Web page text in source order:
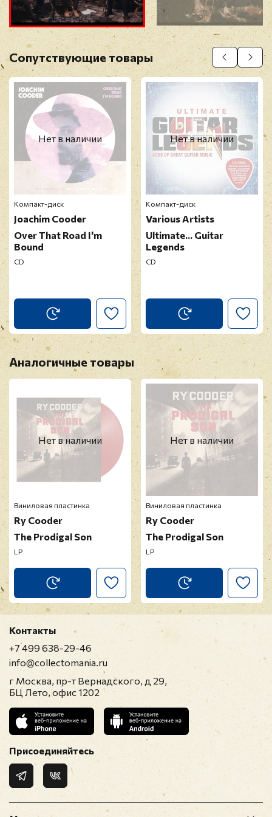
Прикрепить фото
Оставить отзыв
Перед публикацией отзывы проходят
модерацию
Сопутствующие товары
Нет в наличии
Компакт-диск
Joachim Cooder
Over That Road I'm
Bound
CD
Нет в наличии
Компакт-диск
Various Artists
Ultimate... Guitar
Legends
CD
Аналогичные товары
Нет в наличии
Виниловая пластинка
Ry Cooder
The Prodigal Son
LP
Нет в наличии
Виниловая пластинка
Ry Cooder
The Prodigal Son
LP
Контакты
+7 499 638-29-46
info@collectomania.ru
г Москва, пр-т Вернадского, д 29,
БЦ Лето, офис 1202
Присоединяйтесь